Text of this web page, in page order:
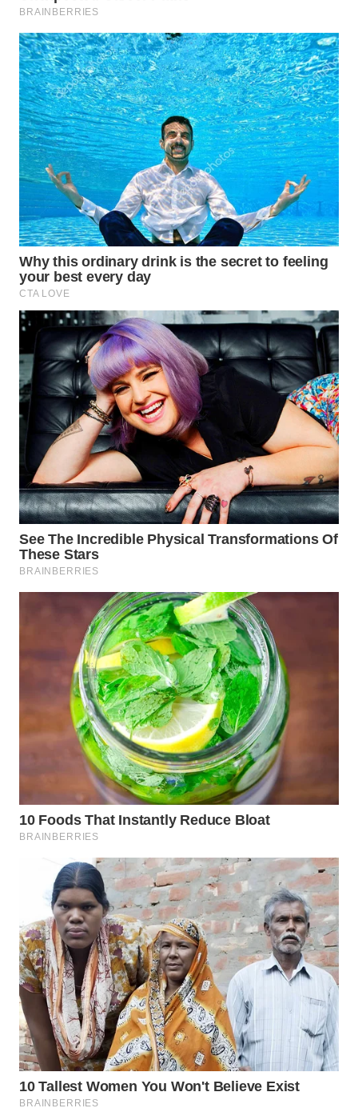
WN
DAIRI
WN
DANAU
TOBA
WN
NIAS
WN
LANGKAT
WN
SELATAN
WN
TANJUNG
LESUNG
WN
KARO
WN
SIMALUNGUN
WN
LABUHANBATU
TENGAH
WN DELI
SERDANG
WN
WN
KARAWANG
WN
BEKASI
WN
BOGOR
DEPOK